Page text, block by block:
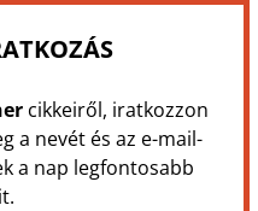
cikkeiről, iratkozzon
a nevét és az e-mail-
a nap legfontosabb